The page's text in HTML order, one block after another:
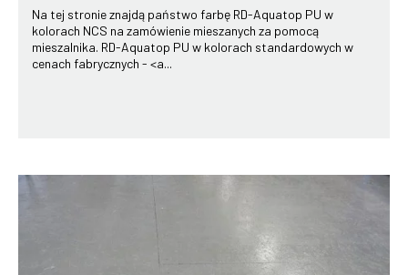
Na tej stronie znajdą państwo farbę RD-Aquatop PU w
kolorach NCS na zamówienie mieszanych za pomocą
mieszalnika. RD-Aquatop PU w kolorach standardowych w
cenach fabrycznych - <a...